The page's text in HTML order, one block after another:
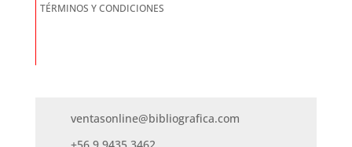
TÉRMINOS Y CONDICIONES
ventasonline@bibliografica.com